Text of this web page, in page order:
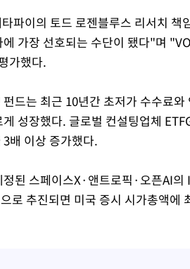
파이의 토드 로젠블루스 리서치
에 가장 선호되는 수단이 됐다"며
가했다.
드는 최근 10년간 초저가 수수료
성장했다. 글로벌 컨설팅업체
3배 이상 증가했다.
정된 스페이스X·앤트로픽·오픈AI
로 추진되면 미국 증시 시가총액에